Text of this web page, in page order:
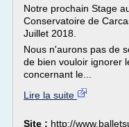
Notre prochain Stage
Conservatoire de
Juillet 2018.
Nous n'aurons pas de
de bien vouloir ignorer
concernant le...
Lire la suite
Site : http://